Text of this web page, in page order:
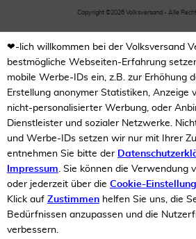
Copyright ©2026 Volksversand - Alle
❤-lich willkommen bei der Volksversand
bestmögliche Webseiten-Erfahrung
mobile Werbe-IDs ein, z.B. zur Erhöhung
Erstellung anonymer Statistiken, Anzeige
nicht-personalisierter Werbung, oder
Dienstleister und sozialer Netzwerke.
und Werbe-IDs setzen wir nur mit Ihrer
entnehmen Sie bitte der
Impressum. Sie können die Verwendung
oder jederzeit über die Cookie-
Klick auf Zustimmen helfen Sie uns, die
Bedürfnissen anzupassen und die
verbessern.